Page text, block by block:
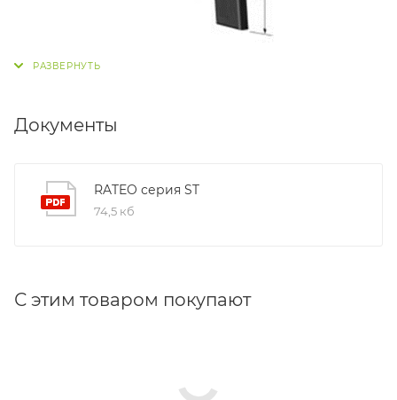
Документы
RATEO серия ST
74,5 кб
С этим товаром покупают